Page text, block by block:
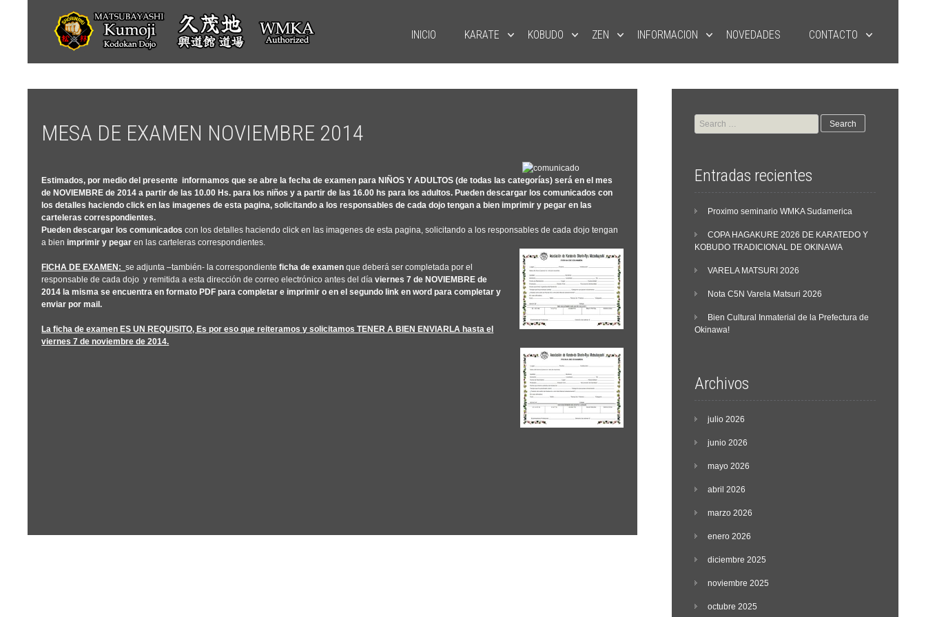
INICIO KARATE KOBUDO ZEN INFORMACION NOVEDADES CONTACTO
MESA DE EXAMEN NOVIEMBRE 2014
Estimados, por medio del presente informamos que se abre lafecha de examen para NIÑOS Y ADULTOS (de todas las categorías) será en el mes
de NOVIEMBRE de 2014 a partir de las 10.00 Hs. para los niños y a partir de las 16.00 hs para los adultos. Pueden descargar los comunicados con
los detalles haciendo click en las imagenes de esta pagina, solicitando a los responsables de cada dojo tengan a bien imprimir y pegar en las
carteleras correspondientes.
Pueden descargar los comunicados con los detalles haciendo click en las imagenes de esta pagina, solicitando a los responsables de cada dojo tengan
a bien imprimir y pegar en las carteleras correspondientes.
FICHA DE EXAMEN:se adjunta –también- la correspondienteficha de examen que deberá ser completada por el
responsable de cada dojo y remitida a esta dirección de correo electrónico antes del díaviernes 7 de NOVIEMBRE de
2014 la misma se encuentra en formato PDF para completar e imprimir o en el segundo link en word para completar y
enviar por mail.
La ficha de examen ES UN REQUISITO, Es por eso que reiteramos y solicitamos TENER A BIEN ENVIARLA hasta el
viernes 7 de noviembre de 2014.
Search
for:
Entradas recientes
Proximo seminario WMKA Sudamerica
COPA HAGAKURE 2026 DE KARATEDO Y
KOBUDO TRADICIONAL DE OKINAWA
VARELA MATSURI 2026
Nota C5N Varela Matsuri 2026
Bien Cultural Inmaterial de la Prefectura de
Okinawa!
Archivos
julio 2026
junio 2026
mayo 2026
abril 2026
marzo 2026
enero 2026
diciembre 2025
noviembre 2025
octubre 2025